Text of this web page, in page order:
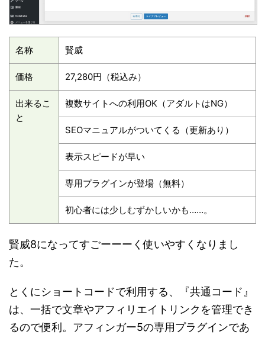
名称 賢威
価格 27,280円（税込み）
出来るこ
と
複数サイトへの利用OK（アダルトはNG）
SEOマニュアルがついてくる（更新あり）
表示スピードが早い
専用プラグインが登場（無料）
初心者には少しむずかしいかも……。
賢威8になってすごーーーく使いやすくなりまし
た。
とくにショートコードで利用する、『共通コード』
は、一括で文章やアフィリエイトリンクを管理でき
るので便利。アフィンガー5の専用プラグインであ